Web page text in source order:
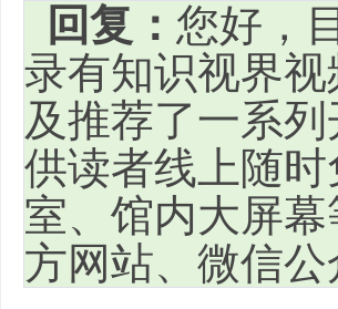
回复： 您好，
录有知识视界
及推荐了一系
供读者线上随
室、馆内大屏
方网站、微信